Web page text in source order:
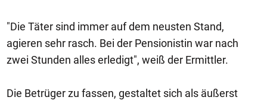
"Die Täter sind immer auf dem neusten Stand,
agieren sehr rasch. Bei der Pensionistin war nach
zwei Stunden alles erledigt", weiß der Ermittler.
Die Betrüger zu fassen, gestaltet sich als äußerst